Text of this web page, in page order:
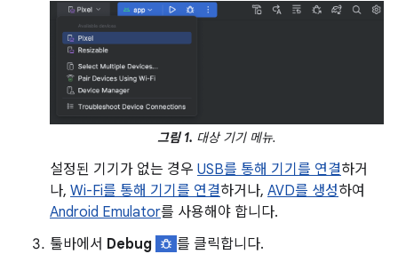
그림 1. 대상 기기 메뉴.
설정된 기기가 없는 경우 USB를 통해 기기를 연결하거
나, Wi-Fi를 통해 기기를 연결하거나, AVD를 생성하여
Android Emulator를 사용해야 합니다.
툴바에서 Debug
를 클릭합니다.